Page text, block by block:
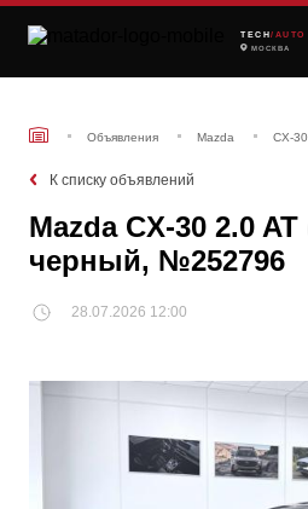
TECH /AUTO
МОСКВА
Объявления Mazda CX-30
К списку объявлений
Mazda CX-30 2.0
черный, №252796
28.07.2026 12:00